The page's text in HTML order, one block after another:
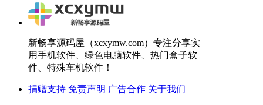
新畅享源码屋（xcxymw.com）专注分享实
用手机软件、绿色电脑软件、热门盒子软
件、特殊车机软件！
捐赠支持 免责声明 广告合作 关于我们